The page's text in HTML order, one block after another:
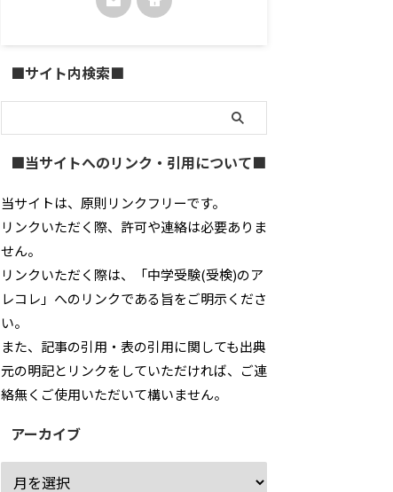
■サイト内検索■
■当サイトへのリンク・引用について■
当サイトは、原則リンクフリーです。
リンクいただく際、許可や連絡は必要ありま
せん。
リンクいただく際は、「中学受験(受検)のア
レコレ」へのリンクである旨をご明示くださ
い。
また、記事の引用・表の引用に関しても出典
元の明記とリンクをしていただければ、ご連
絡無くご使用いただいて構いません。
アーカイブ